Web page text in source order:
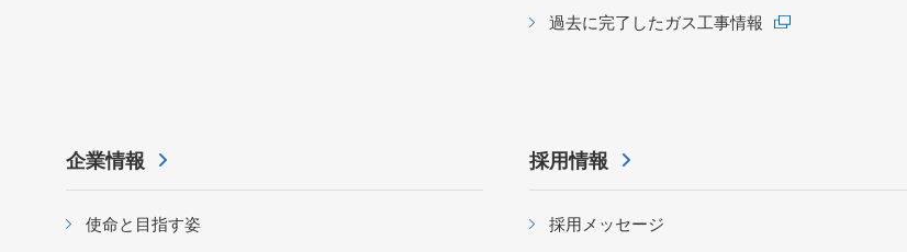
過去に完了したガス工事情報
企業情報
使命と目指す姿
採用情報
採用メッセージ